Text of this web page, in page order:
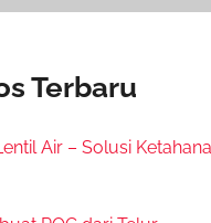
Terbaru
Air – Solusi